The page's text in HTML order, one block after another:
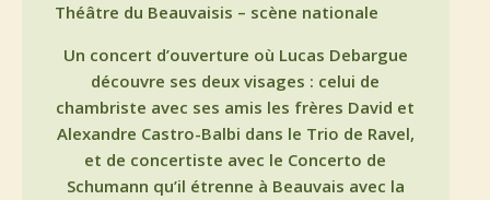
Théâtre du Beauvaisis – scène nationale
Un concert d’ouverture où Lucas Debargue
découvre ses deux visages : celui de
chambriste avec ses amis les frères David et
Alexandre Castro-Balbi dans le Trio de Ravel,
et de concertiste avec le Concerto de
Schumann qu’il étrenne à Beauvais avec la